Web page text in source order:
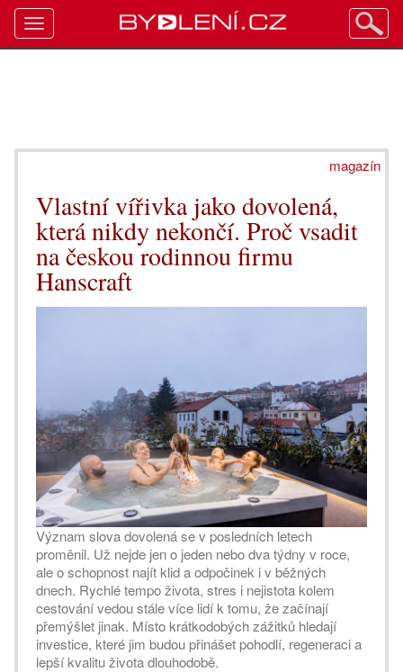
magazín
Vlastní vířivka jako dovolená,
která nikdy nekončí. Proč vsadit
na českou rodinnou firmu
Hanscraft
Význam slova dovolená se v posledních letech
proměnil. Už nejde jen o jeden nebo dva týdny v roce,
ale o schopnost najít klid a odpočinek i v běžných
dnech. Rychlé tempo života, stres i nejistota kolem
cestování vedou stále více lidí k tomu, že začínají
přemýšlet jinak. Místo krátkodobých zážitků hledají
investice, které jim budou přinášet pohodlí, regeneraci a
lepší kvalitu života dlouhodobě.
Toggle
navigation